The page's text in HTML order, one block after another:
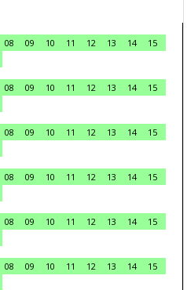
08 09 10 11 12 13 14
15
08 09 10 11 12 13 14
15
08 09 10 11 12 13 14
15
08 09 10 11 12 13 14
15
08 09 10 11 12 13 14
15
08 09 10 11 12 13 14
15